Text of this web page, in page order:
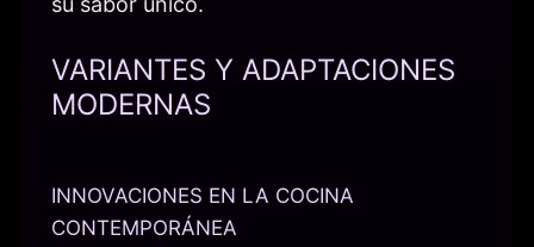
VARIANTES Y ADAPTACIONES
MODERNAS
INNOVACIONES EN LA COCINA
CONTEMPORÁNEA